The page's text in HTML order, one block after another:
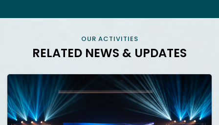
OUR ACTIVITIES
RELATED NEWS & UPDATES